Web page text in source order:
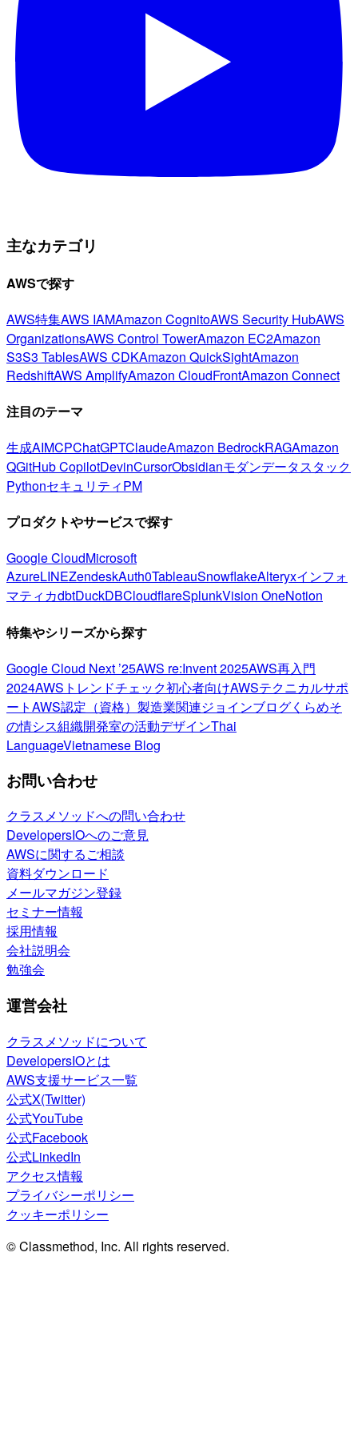
主なカテゴリ
AWSで探す
AWS特集AWS IAMAmazon CognitoAWS Security HubAWS
OrganizationsAWS Control TowerAmazon EC2Amazon
S3S3 TablesAWS CDKAmazon QuickSightAmazon
RedshiftAWS AmplifyAmazon CloudFrontAmazon Connect
注目のテーマ
生成AIMCPChatGPTClaudeAmazon BedrockRAGAmazon
QGitHub CopilotDevinCursorObsidianモダンデータスタック
PythonセキュリティPM
プロダクトやサービスで探す
Google CloudMicrosoft
AzureLINEZendeskAuth0TableauSnowflakeAlteryxインフォ
マティカdbtDuckDBCloudflareSplunkVision OneNotion
特集やシリーズから探す
Google Cloud Next ’25AWS re:Invent 2025AWS再入門
2024AWSトレンドチェック初心者向けAWSテクニカルサポ
ートAWS認定（資格） 製造業関連ジョインブログくらめそ
の情シス組織開発室の活動デザインThai
LanguageVietnamese Blog
お問い合わせ
クラスメソッドへの問い合わせ
DevelopersIOへのご意見
AWSに関するご相談
資料ダウンロード
メールマガジン登録
セミナー情報
採用情報
会社説明会
勉強会
運営会社
クラスメソッドについて
DevelopersIOとは
AWS支援サービス一覧
公式X(Twitter)
公式YouTube
公式Facebook
公式LinkedIn
アクセス情報
プライバシーポリシー
クッキーポリシー
© Classmethod, Inc. All rights reserved.